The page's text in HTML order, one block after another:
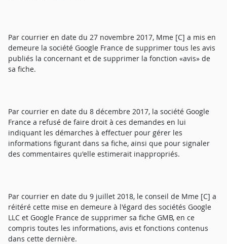
Par courrier en date du 27 novembre 2017, Mme [C] a mis en
demeure la société Google France de supprimer tous les avis
publiés la concernant et de supprimer la fonction «avis» de
sa fiche.
Par courrier en date du 8 décembre 2017, la société Google
France a refusé de faire droit à ces demandes en lui
indiquant les démarches à effectuer pour gérer les
informations figurant dans sa fiche, ainsi que pour signaler
des commentaires qu'elle estimerait inappropriés.
Par courrier en date du 9 juillet 2018, le conseil de Mme [C] a
réitéré cette mise en demeure à l'égard des sociétés Google
LLC et Google France de supprimer sa fiche GMB, en ce
compris toutes les informations, avis et fonctions contenus
dans cette dernière.